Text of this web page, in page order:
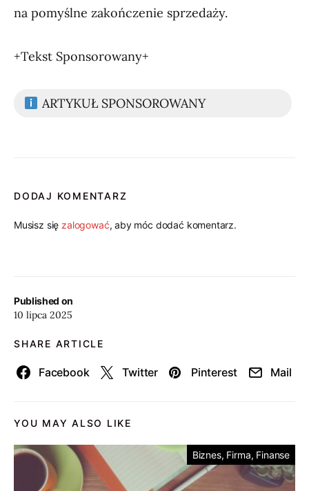
Published on
10 lipca 2025
SHARE ARTICLE
Facebook Twitter Pinterest Mail
na pomyślne zakończenie sprzedaży.
+Tekst Sponsorowany+
ARTYKUŁ SPONSOROWANY
DODAJ KOMENTARZ
Musisz się zalogować, aby móc dodać komentarz.
YOU MAY ALSO LIKE
Biznes, Firma, Finanse